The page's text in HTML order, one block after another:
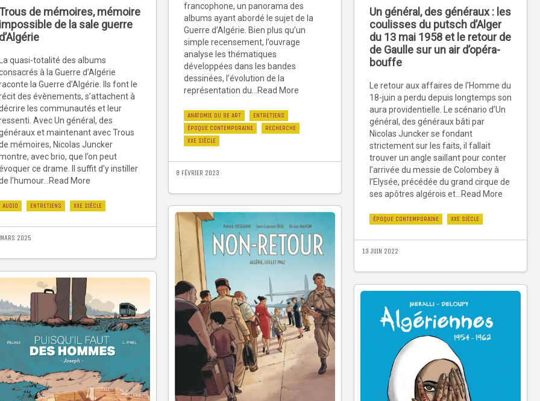
de mémoires, mémoire
de la sale guerre
quasi-totalité des albums
à la Guerre d’Algérie
la Guerre d’Algérie. Ils font le
des évènements, s’attachent à
les communautés et leur
Avec Un général, des
et maintenant avec Trous
mémoires, Nicolas Juncker
avec brio, que l’on peut
ce drame. Il suffit d’y instiller
l’humour...Read More
AUDIO ENTRETIENS XXE SIÈCLE
2025
francophone, un panorama des
albums ayant abordé le sujet de la
Guerre d’Algérie. Bien plus qu’un
simple recensement, l’ouvrage
analyse les thématiques
développées dans les bandes
dessinées, l’évolution de la
représentation du...Read More
ANATOMIE DU 9E ART
ENTRETIENS
ÉPOQUE CONTEMPORAINE
RECHERCHE
XXE SIÈCLE
8 FÉVRIER 2023
Un général, des généraux : les
coulisses du putsch d’Alger
du 13 mai 1958 et le retour de
de Gaulle sur un air d’opéra-
bouffe
Le retour aux affaires de l’Homme du
18-juin a perdu depuis longtemps son
aura providentielle. Le scénario d’Un
général, des généraux bâti par
Nicolas Juncker se fondant
strictement sur les faits, il fallait
trouver un angle saillant pour conter
l’arrivée du messie de Colombey à
l’Elysée, précédée du grand cirque de
ses apôtres algérois et...Read More
ÉPOQUE CONTEMPORAINE XXE SIÈCLE
13 JUIN 2022